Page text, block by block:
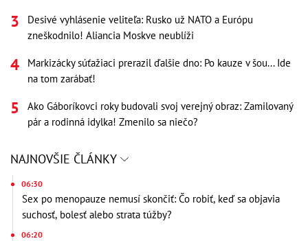
Desivé vyhlásenie veliteľa: Rusko už NATO a Európu
zneškodnilo! Aliancia Moskve neublíži
Markizácky súťažiaci prerazil ďalšie dno: Po kauze v šou... Ide
na tom zarábať!
Ako Gáboríkovci roky budovali svoj verejný obraz: Zamilovaný
pár a rodinná idylka! Zmenilo sa niečo?
NAJNOVŠIE ČLÁNKY
06:30
Sex po menopauze nemusí skončiť: Čo robiť, keď sa objavia
suchosť, bolesť alebo strata túžby?
06:20